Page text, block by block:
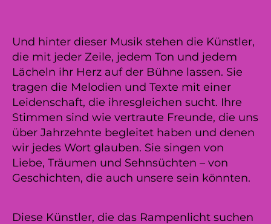
Und hinter dieser Musik stehen die Künstler,
die mit jeder Zeile, jedem Ton und jedem
Lächeln ihr Herz auf der Bühne lassen. Sie
tragen die Melodien und Texte mit einer
Leidenschaft, die ihresgleichen sucht. Ihre
Stimmen sind wie vertraute Freunde, die uns
über Jahrzehnte begleitet haben und denen
wir jedes Wort glauben. Sie singen von
Liebe, Träumen und Sehnsüchten – von
Geschichten, die auch unsere sein könnten.
Diese Künstler, die das Rampenlicht suchen